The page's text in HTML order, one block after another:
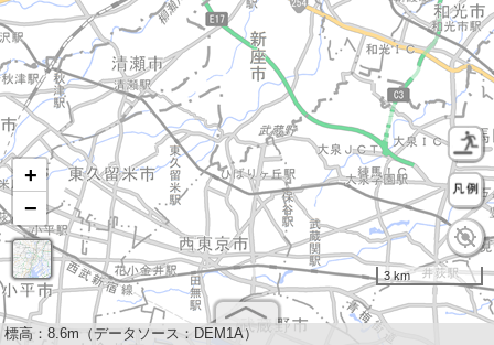
+
−
3 km
標高： 8.6m（データソース：DEM1A）